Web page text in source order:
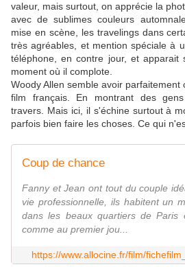
valeur, mais surtout, on apprécie la
avec de sublimes couleurs
mise en scène, les travelings dans
très agréables, et mention spéciale à
téléphone, en contre jour, et apparait
moment où il complote.
Woody Allen semble avoir parfaitement
film français. En montrant des
travers. Mais ici, il s'échine surtout à
parfois bien faire les choses. Ce qui
Coup de chance
Fanny et Jean ont tout du couple
vie professionnelle, ils habitent un
dans les beaux quartiers de Paris
comme au premier jou...
https://www.allocine.fr/film/